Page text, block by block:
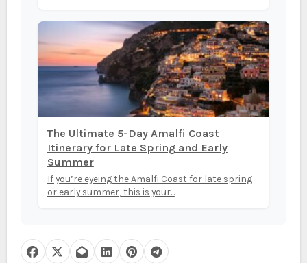
The Ultimate 5-Day Amalfi Coast
Itinerary for Late Spring and Early
Summer
If you’re eyeing the Amalfi Coast for late spring
or early summer, this is your...